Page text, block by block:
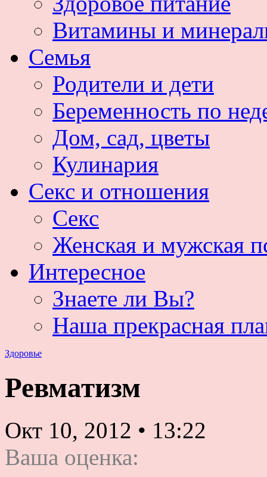
Витамины и
Семья
Родители и дети
Беременность по
Дом, сад, цветы
Кулинария
Секс и отношения
Секс
Женская и мужская
Интересное
Знаете ли Вы?
Наша прекрасная
Здоровье
Ревматизм
Окт 10, 2012 • 13:22
Ваша оценка: